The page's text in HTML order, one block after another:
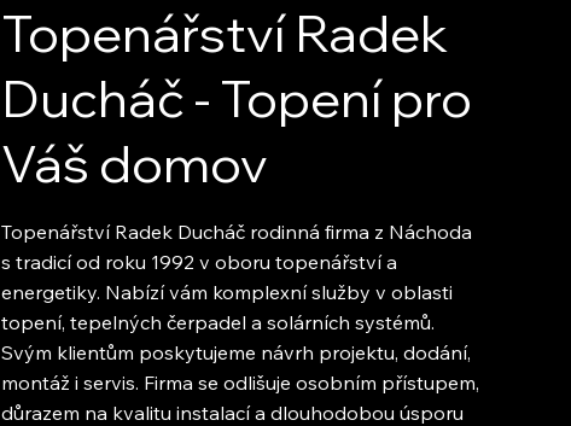
Topenářství Radek
Ducháč - Topení pro
Váš domov
Topenářství Radek Ducháč rodinná firma z Náchoda
s tradicí od roku 1992 v oboru topenářství a
energetiky. Nabízí vám komplexní služby v oblasti
topení, tepelných čerpadel a solárních systémů.
Svým klientům poskytujeme návrh projektu, dodání,
montáž i servis. Firma se odlišuje osobním přístupem,
důrazem na kvalitu instalací a dlouhodobou úsporu